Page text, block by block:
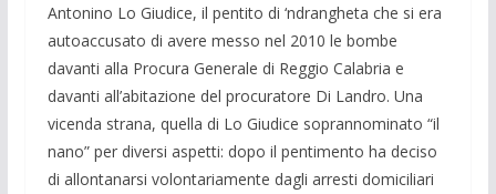
Antonino Lo Giudice, il pentito di ‘ndrangheta che si era
autoac­cusato di avere messo nel 2010 le bom­be
davanti alla Procura Generale di Reggio Calabria e
davanti all’abitazione del procuratore Di Landro. Una
vicenda strana, quella di Lo Giudice sopranno­minato “il
nano” per diversi aspetti: dopo il pentimento ha deciso
di allonta­narsi volontariamente dagli arresti do­miciliari